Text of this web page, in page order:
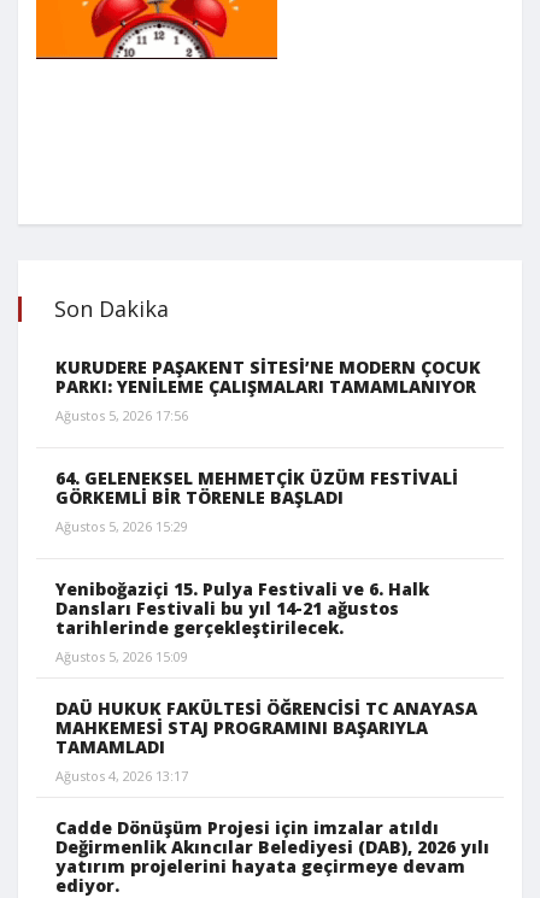
Son Dakika
KURUDERE PAŞAKENT SİTESİ’NE MODERN ÇOCUK
PARKI: YENİLEME ÇALIŞMALARI TAMAMLANIYOR
Ağustos 5, 2026 17:56
64. GELENEKSEL MEHMETÇİK ÜZÜM FESTİVALİ
GÖRKEMLİ BİR TÖRENLE BAŞLADI
Ağustos 5, 2026 15:29
Yeniboğaziçi 15. Pulya Festivali ve 6. Halk
Dansları Festivali bu yıl 14-21 ağustos
tarihlerinde gerçekleştirilecek.
Ağustos 5, 2026 15:09
DAÜ HUKUK FAKÜLTESİ ÖĞRENCİSİ TC ANAYASA
MAHKEMESİ STAJ PROGRAMINI BAŞARIYLA
TAMAMLADI
Ağustos 4, 2026 13:17
Cadde Dönüşüm Projesi için imzalar atıldı
Değirmenlik Akıncılar Belediyesi (DAB), 2026 yılı
yatırım projelerini hayata geçirmeye devam
ediyor.